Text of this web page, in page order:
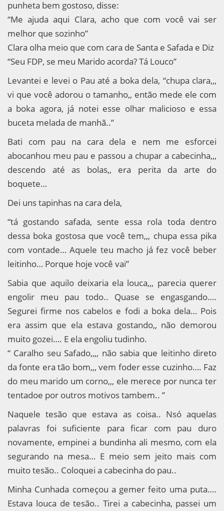
punheta bem gostoso, disse:
“Me ajuda aqui Clara, acho que com você vai ser
melhor que sozinho”
Clara olha meio que com cara de Santa e Safada e Diz
“Seu FDP, se meu Marido acorda? Tá Louco”
Levantei e levei o Pau até a boka dela, “chupa clara,,,
vi que você adorou o tamanho,, então mede ele com
a boka agora, já notei esse olhar malicioso e essa
buceta melada de manhã..”
Bati com pau na cara dela e nem me esforcei
abocanhou meu pau e passou a chupar a cabecinha,,,
descendo até as bolas,, era perita da arte do
boquete…
Dei uns tapinhas na cara dela,
“tá gostando safada, sente essa rola toda dentro
dessa boka gostosa que você tem,,, chupa essa pika
com vontade… Aquele teu macho já fez você beber
leitinho… Porque hoje você vai”
Sabia que aquilo deixaria ela louca,,, parecia querer
engolir meu pau todo.. Quase se engasgando….
Segurei firme nos cabelos e fodi a boka dela… Pois
era assim que ela estava gostando,, não demorou
muito gozei…. E ela engoliu tudinho.
“ Caralho seu Safado,,,, não sabia que leitinho direto
da fonte era tão bom,,, vem foder esse cuzinho…. Faz
do meu marido um corno,,, ele merece por nunca ter
tentadoe por outros motivos tambem.. ”
Naquele tesão que estava as coisa.. Nsó aquelas
palavras foi suficiente para ficar com pau duro
novamente, empinei a bundinha ali mesmo, com ela
segurando na mesa… E meio sem jeito mais com
muito tesão.. Coloquei a cabecinha do pau..
Minha Cunhada começou a gemer feito uma puta….
Estava louca de tesão.. Tirei a cabecinha, passei um